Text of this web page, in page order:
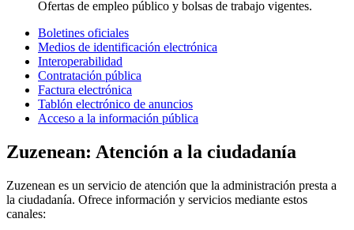
Ofertas de empleo público y bolsas de trabajo vigentes.
Boletines oficiales
Medios de identificación electrónica
Interoperabilidad
Contratación pública
Factura electrónica
Tablón electrónico de anuncios
Acceso a la información pública
Zuzenean: Atención a la ciudadanía
Zuzenean es un servicio de atención que la administración presta a
la ciudadanía. Ofrece información y servicios mediante estos
canales: